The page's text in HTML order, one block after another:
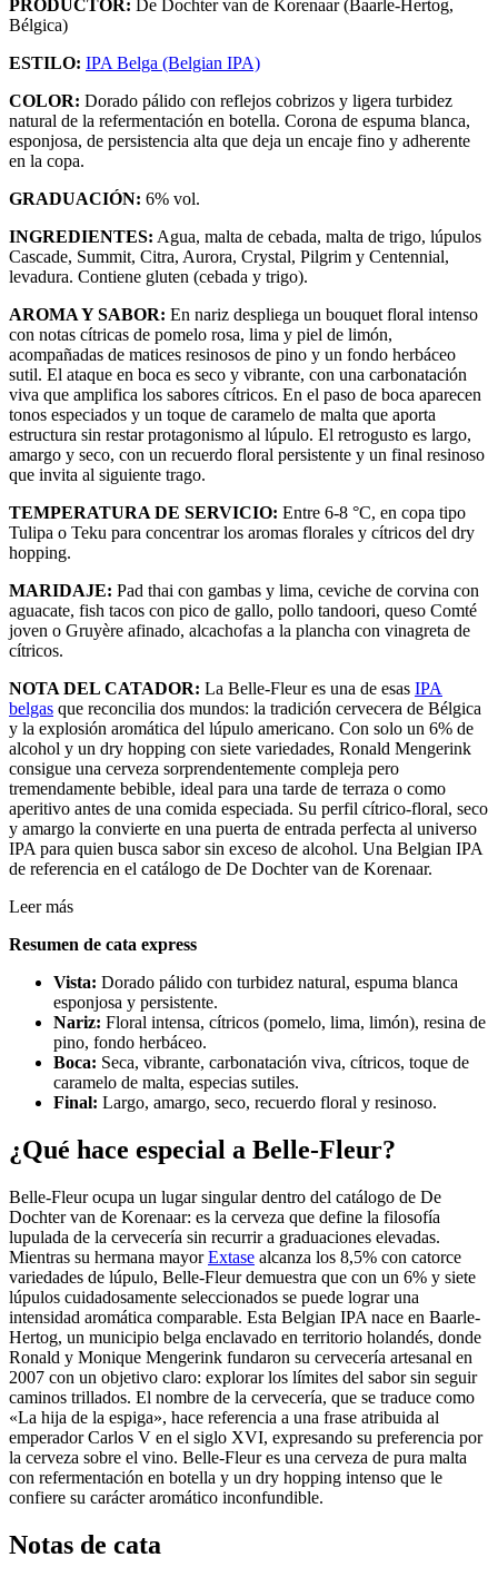
PRODUCTOR: De Dochter van de Korenaar (Baarle-Hertog,
Bélgica)
ESTILO: IPA Belga (Belgian IPA)
COLOR: Dorado pálido con reflejos cobrizos y ligera turbidez
natural de la refermentación en botella. Corona de espuma blanca,
esponjosa, de persistencia alta que deja un encaje fino y adherente
en la copa.
GRADUACIÓN: 6% vol.
INGREDIENTES: Agua, malta de cebada, malta de trigo, lúpulos
Cascade, Summit, Citra, Aurora, Crystal, Pilgrim y Centennial,
levadura. Contiene gluten (cebada y trigo).
AROMA Y SABOR: En nariz despliega un bouquet floral intenso
con notas cítricas de pomelo rosa, lima y piel de limón,
acompañadas de matices resinosos de pino y un fondo herbáceo
sutil. El ataque en boca es seco y vibrante, con una carbonatación
viva que amplifica los sabores cítricos. En el paso de boca aparecen
tonos especiados y un toque de caramelo de malta que aporta
estructura sin restar protagonismo al lúpulo. El retrogusto es largo,
amargo y seco, con un recuerdo floral persistente y un final resinoso
que invita al siguiente trago.
TEMPERATURA DE SERVICIO: Entre 6-8 °C, en copa tipo
Tulipa o Teku para concentrar los aromas florales y cítricos del dry
hopping.
MARIDAJE: Pad thai con gambas y lima, ceviche de corvina con
aguacate, fish tacos con pico de gallo, pollo tandoori, queso Comté
joven o Gruyère afinado, alcachofas a la plancha con vinagreta de
cítricos.
NOTA DEL CATADOR: La Belle-Fleur es una de esas IPA
belgas que reconcilia dos mundos: la tradición cervecera de Bélgica
y la explosión aromática del lúpulo americano. Con solo un 6% de
alcohol y un dry hopping con siete variedades, Ronald Mengerink
consigue una cerveza sorprendentemente compleja pero
tremendamente bebible, ideal para una tarde de terraza o como
aperitivo antes de una comida especiada. Su perfil cítrico-floral, seco
y amargo la convierte en una puerta de entrada perfecta al universo
IPA para quien busca sabor sin exceso de alcohol. Una Belgian IPA
de referencia en el catálogo de De Dochter van de Korenaar.
Leer más
Resumen de cata express
Vista: Dorado pálido con turbidez natural, espuma blanca
esponjosa y persistente.
Nariz: Floral intensa, cítricos (pomelo, lima, limón), resina de
pino, fondo herbáceo.
Boca: Seca, vibrante, carbonatación viva, cítricos, toque de
caramelo de malta, especias sutiles.
Final: Largo, amargo, seco, recuerdo floral y resinoso.
¿Qué hace especial a Belle-Fleur?
Belle-Fleur ocupa un lugar singular dentro del catálogo de De
Dochter van de Korenaar: es la cerveza que define la filosofía
lupulada de la cervecería sin recurrir a graduaciones elevadas.
Mientras su hermana mayorExtase alcanza los 8,5% con catorce
variedades de lúpulo, Belle-Fleur demuestra que con un 6% y siete
lúpulos cuidadosamente seleccionados se puede lograr una
intensidad aromática comparable. Esta Belgian IPA nace en Baarle-
Hertog, un municipio belga enclavado en territorio holandés, donde
Ronald y Monique Mengerink fundaron su cervecería artesanal en
2007 con un objetivo claro: explorar los límites del sabor sin seguir
caminos trillados. El nombre de la cervecería, que se traduce como
«La hija de la espiga», hace referencia a una frase atribuida al
emperador Carlos V en el siglo XVI, expresando su preferencia por
la cerveza sobre el vino. Belle-Fleur es una cerveza de pura malta
con refermentación en botella y un dry hopping intenso que le
confiere su carácter aromático inconfundible.
Notas de cata